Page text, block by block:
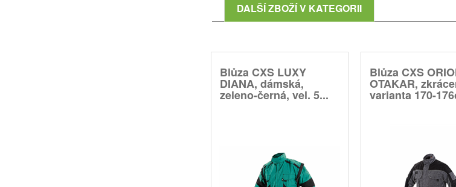
DALŠÍ ZBOŽÍ V KATEGORII
Blůza CXS LUXY
DIANA, dámská,
zeleno-černá, vel. 5...
Blůza CXS
OTAKAR,
varianta 170-